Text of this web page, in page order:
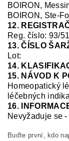
BOIRON,
BOIRON, Ste-
12.
Reg. číslo: 93/
13. ČÍSLO
Lot:
14.
15. NÁVOD K
Homeopatický
léčebných
16.
Nevyžaduje se
Buďte první, kdo